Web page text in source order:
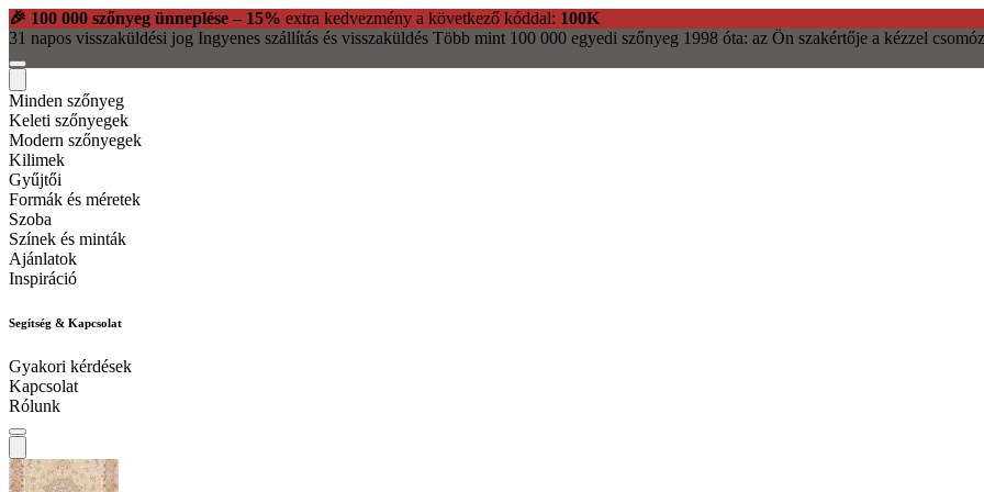
🎉 100 000 szőnyeg ünneplése – 15% extra kedvezmény a következő kóddal: 100K
31 napos visszaküldési jog Ingyenes szállítás és visszaküldés Több mint 100 000 egyedi szőnyeg 1998 óta: az Ön szakértője a kézzel
Minden szőnyeg
Keleti szőnyegek
Modern szőnyegek
Kilimek
Gyűjtői
Formák és méretek
Szoba
Színek és minták
Ajánlatok
Inspiráció
Segítség & Kapcsolat
Gyakori kérdések
Kapcsolat
Rólunk